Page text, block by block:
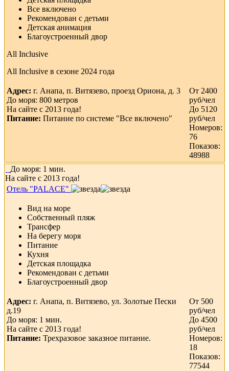
Все включено
Рекомендован с детьми
Детская анимация
Благоустроенный двор
All Inclusive
All Inclusive в сезоне 2024 года
Адрес: г. Анапа, п. Витязево, проезд Ориона, д. 3
До моря: 800 метров
На сайте с 2013 года!
Питание: Питание по системе "Все включено"
От 2400
руб/чел
До 5120
руб/чел
Номеров:
76
Показов:
48988
До моря: 1 мин.
На сайте с 2013 года!
Отель "PALACE"
Вид на море
Собственный пляж
Трансфер
На берегу моря
Питание
Кухня
Детская площадка
Рекомендован с детьми
Благоустроенный двор
Адрес: г. Анапа, п. Витязево, ул. Золотые Пески
д.19
До моря: 1 мин.
На сайте с 2013 года!
Питание: Трехразовое заказное питание.
От 500
руб/чел
До 4500
руб/чел
Номеров:
18
Показов:
77544